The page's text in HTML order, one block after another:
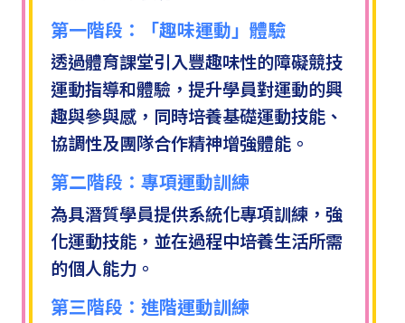
第一階段：「趣味運動」體驗
透過體育課堂引入豐趣味性的障礙競技
運動指導和體驗，提升學員對運動的興
趣與參與感，同時培養基礎運動技能、
協調性及團隊合作精神增強體能。
第二階段：專項運動訓練
為具潛質學員提供系統化專項訓練，強
化運動技能，並在過程中培養生活所需
的個人能力。
第三階段：進階運動訓練